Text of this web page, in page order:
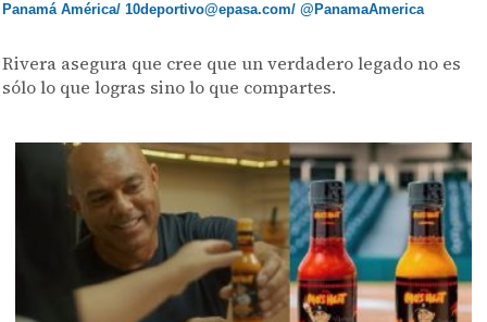
Panamá América/ 10deportivo@epasa.com/ @PanamaAmerica
Rivera asegura que cree que un verdadero legado no es
sólo lo que logras sino lo que compartes.